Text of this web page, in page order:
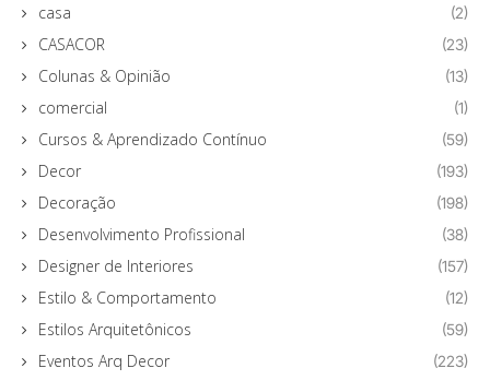
casa (2)
CASACOR (23)
Colunas & Opinião (13)
comercial (1)
Cursos & Aprendizado Contínuo (59)
Decor (193)
Decoração (198)
Desenvolvimento Profissional (38)
Designer de Interiores (157)
Estilo & Comportamento (12)
Estilos Arquitetônicos (59)
Eventos Arq Decor (223)